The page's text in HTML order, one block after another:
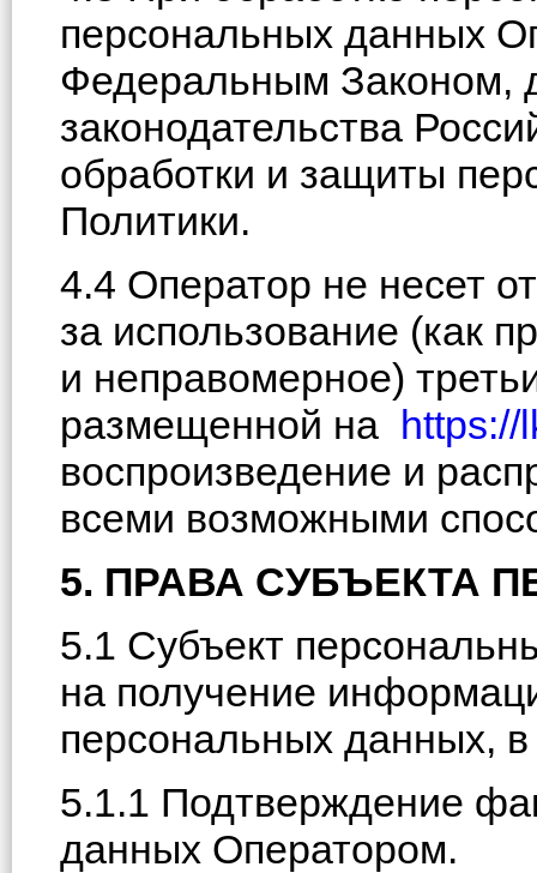
персональных данных
Федеральным Законом,
законодательства
обработки и защиты
Политики.
4.4 Оператор не несет
за использование (как
и неправомерное)
размещенной на https://
воспроизведение и
всеми возможными
5. ПРАВА СУБЪЕКТА
5.1 Субъект
на получение
персональных данных,
5.1.1 Подтверждение
данных Оператором.